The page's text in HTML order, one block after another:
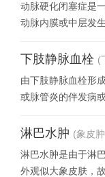
动脉硬化闭塞症是
动脉内膜或中层发
下肢静脉血栓 (
由下肢静脉血栓形
或脉管炎的伴发病
淋巴水肿 (象皮
淋巴水肿是由于淋
外观似大象皮肤，